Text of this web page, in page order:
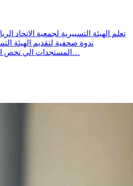
تعلم الهيئة التسييرية لجمعية الاتحاد
ندوة صحفية لتقديم الهيئة
المستجدات الي تخص النادي و ذلك يوم السبت 08…